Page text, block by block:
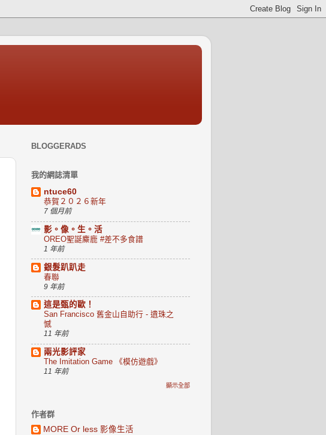
BLOGGERADS
我的網誌清單
ntuce60
恭賀２０２６新年
7 個月前
影。像。生。活
OREO聖誕麋鹿 #差不多食譜
1 年前
銀髮趴趴走
春聯
9 年前
這是甄的歐！
San Francisco 舊金山自助行 - 遺珠之
憾
11 年前
兩光影評家
The Imitation Game 《模仿遊戲》
11 年前
顯示全部
作者群
MORE Or less 影像生活